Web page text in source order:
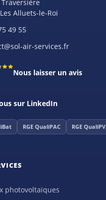
Alluets-le-Roi
49 55
air-services.fr
Nous laisser un avis
sur LinkedIn
RGE QualiPAC RGE QualiPV
photovoltaïques